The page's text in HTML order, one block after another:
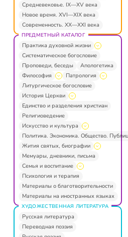
Средневековье. IX—XV века
Новое время. XVI—XIX века
Современность. XX—XXI века
ПРЕДМЕТНЫЙ КАТАЛОГ
Практика духовной жизни
Систематическое богословие
Проповеди, беседы
Апологетика
Философия
Патрология
Литургическое богословие
История Церкви
Единство и разделения христиан
Религиоведение
Искусство и культура
Политика. Экономика. Общество.
Жития святых, биографии
Мемуары, дневники, письма
Семья и воспитание
Психология и терапия
Материалы о благотворительности
Материалы на иностранных языках
ХУДОЖЕСТВЕННАЯ ЛИТЕРАТУРА
Русская литература
Переводная поэзия